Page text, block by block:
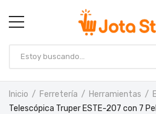
Inicio Ferretería Herramientas
Telescópica Truper ESTE-207 con 7